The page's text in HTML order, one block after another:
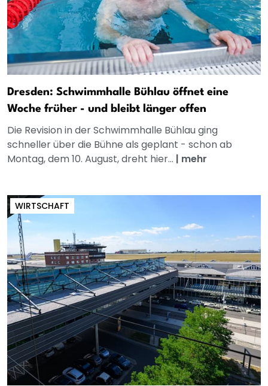
Dresden: Schwimmhalle Bühlau öffnet eine
Woche früher - und bleibt länger offen
Die Revision in der Schwimmhalle Bühlau ging
schneller über die Bühne als geplant - schon ab
Montag, dem 10. August, dreht hier... | mehr
WIRTSCHAFT